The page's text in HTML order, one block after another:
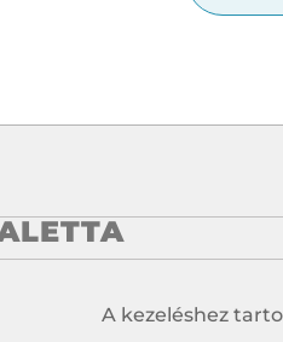
A kezeléshez